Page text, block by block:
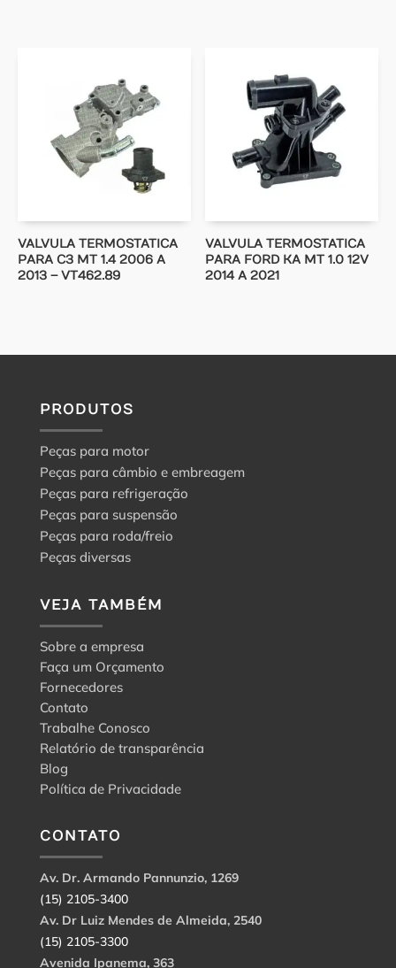
VALVULA TERMOSTATICA
PARA C3 MT 1.4 2006 A
2013 – VT462.89
VALVULA TERMOSTATICA
PARA FORD KA MT 1.0 12V
2014 A 2021
PRODUTOS
Peças para motor
Peças para câmbio e embreagem
Peças para refrigeração
Peças para suspensão
Peças para roda/freio
Peças diversas
VEJA TAMBÉM
Sobre a empresa
Faça um Orçamento
Fornecedores
Contato
Trabalhe Conosco
Relatório de transparência
Blog
Política de Privacidade
CONTATO
Av. Dr. Armando Pannunzio, 1269
(15) 2105-3400
Av. Dr Luiz Mendes de Almeida, 2540
(15) 2105-3300
Avenida Ipanema, 363